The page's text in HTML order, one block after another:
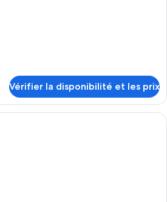
Vérifier la disponibilité et les prix
Une chambre d’hôtel avec un